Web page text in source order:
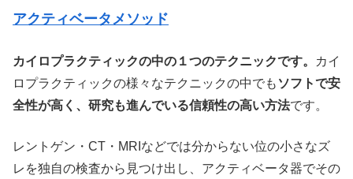
アクティベータメソッド
カイロプラクティックの中の１つのテクニックです。
カイ
ロプラクティックの様々なテクニックの中でも ソフトで安
全性が高く、研究も進んでいる信頼性の高い方法です。
レントゲン・CT・MRIなどでは分からない位の小さなズ
レを独自の検査から見つけ出し、アクティベータ器でその